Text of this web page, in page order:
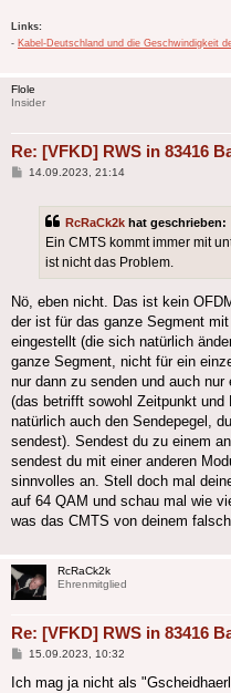
Links:
- Kabel-Deutschland und die Geschwindigkeit
Flole
Insider
Re: [VFKD] RWS in 83416
Beitrag
14.09.2023, 21:14
RcRaCk2k hat geschrieben:
Ein CMTS kommt immer mit
ist nicht das Problem.
Nö, eben nicht. Das ist kein
der ist für das ganze Segment
eingestellt (die sich natürlich
ganze Segment, nicht für ein
nur dann zu senden und auch
(das betrifft sowohl Zeitpunkt und
natürlich auch den Sendepegel,
sendest). Sendest du zu einem
sendest du mit einer anderen
sinnvolles an. Stell doch mal
auf 64 QAM und schau mal wie
was das CMTS von deinem
RcRaCk2k
Ehrenmitglied
Re: [VFKD] RWS in 83416
Beitrag
15.09.2023, 10:32
Ich mag ja nicht als